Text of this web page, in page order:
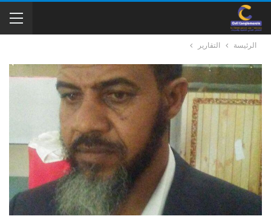
الرئيسة التقارير